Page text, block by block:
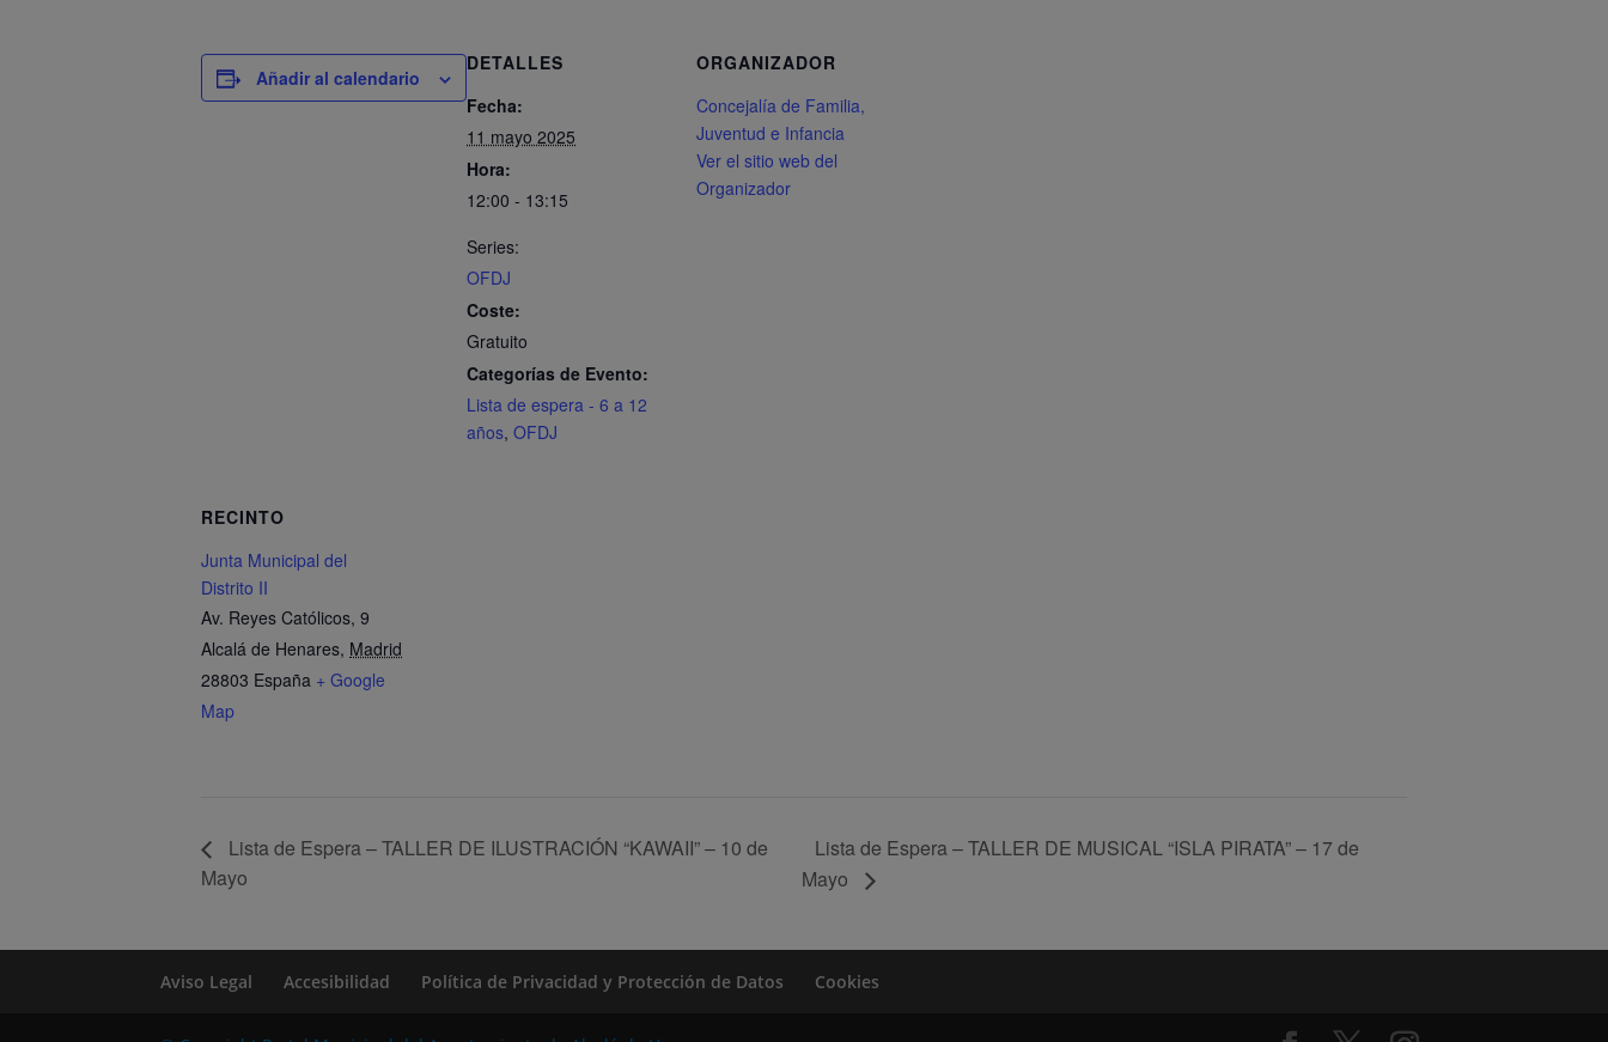
Añadir al calendario
DETALLES
Fecha:
11 mayo 2025
Hora:
12:00 - 13:15
Series:
OFDJ
Coste:
Gratuito
Categorías de Evento:
Lista de espera - 6 a 12
años, OFDJ
ORGANIZADOR
Concejalía de Familia,
Juventud e Infancia
Ver el sitio web del
Organizador
RECINTO
Junta Municipal del
Distrito II
Av. Reyes Católicos, 9
Alcalá de Henares, Madrid
28803 España + Google
Map
Lista de Espera – TALLER DE ILUSTRACIÓN “KAWAII” – 10 de
Mayo
Lista de Espera – TALLER DE MUSICAL “ISLA PIRATA” – 17 de
Mayo
Aviso Legal Accesibilidad Política de Privacidad y Protección de Datos Cookies